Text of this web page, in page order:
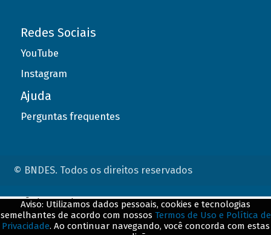
Redes Sociais
YouTube
Instagram
Ajuda
Perguntas frequentes
© BNDES. Todos os direitos reservados
Aviso: Utilizamos dados pessoais, cookies e tecnologias
semelhantes de acordo com nossos Termos de Uso e Política de
Privacidade. Ao continuar navegando, você concorda com estas
ConteÃºdo complementar
${title}${badge}